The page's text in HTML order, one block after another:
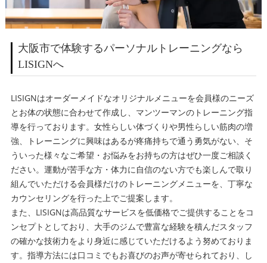
大阪市で体験するパーソナルトレーニングなら
LISIGNへ
LISIGNはオーダーメイドなオリジナルメニューを会員様のニーズ
とお体の状態に合わせて作成し、マンツーマンのトレーニング指
導を行っております。女性らしい体づくりや男性らしい筋肉の増
強、トレーニングに興味はあるが疼痛持ちで通う勇気がない、そ
ういった様々なご希望・お悩みをお持ちの方はぜひ一度ご相談く
ださい。運動が苦手な方・体力に自信のない方でも楽しんで取り
組んでいただける会員様だけのトレーニングメニューを、丁寧な
カウンセリングを行った上でご提案します。
また、LISIGNは高品質なサービスを低価格でご提供することをコ
ンセプトとしており、大手のジムで豊富な経験を積んだスタッフ
の確かな技術力をより身近に感じていただけるよう努めておりま
す。指導方法には口コミでもお喜びのお声が寄せられており、し